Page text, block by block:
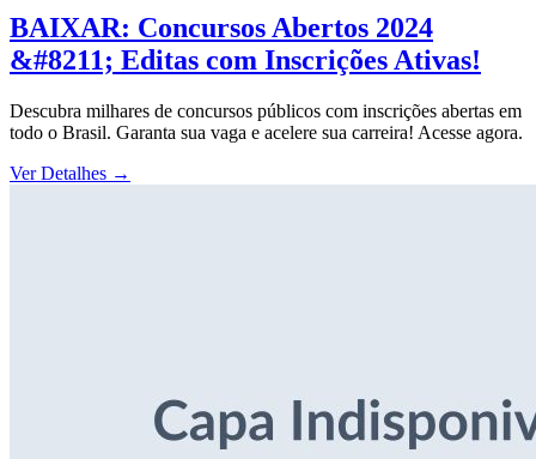
BAIXAR: Concursos Abertos 2024
&#8211; Editas com Inscrições Ativas!
Descubra milhares de concursos públicos com inscrições abertas em
todo o Brasil. Garanta sua vaga e acelere sua carreira! Acesse agora.
Ver Detalhes →